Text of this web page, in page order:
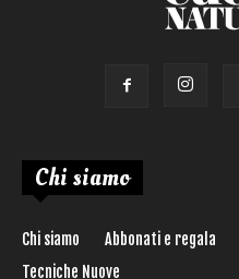
Chi siamo
Chi siamo Abbonati e regala
Tecniche Nuove